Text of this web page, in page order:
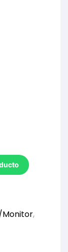
Monitor,